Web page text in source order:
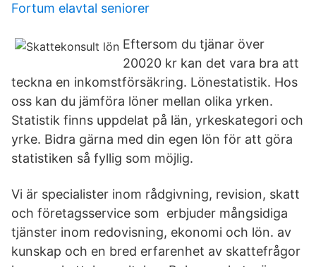
Fortum elavtal seniorer
Eftersom du tjänar över
20020 kr kan det vara bra att
teckna en inkomstförsäkring. Lönestatistik. Hos
oss kan du jämföra löner mellan olika yrken.
Statistik finns uppdelat på län, yrkeskategori och
yrke. Bidra gärna med din egen lön för att göra
statistiken så fyllig som möjlig.
Vi är specialister inom rådgivning, revision, skatt
och företagsservice som erbjuder mångsidiga
tjänster inom redovisning, ekonomi och lön. av
kunskap och en bred erfarenhet av skattefrågor